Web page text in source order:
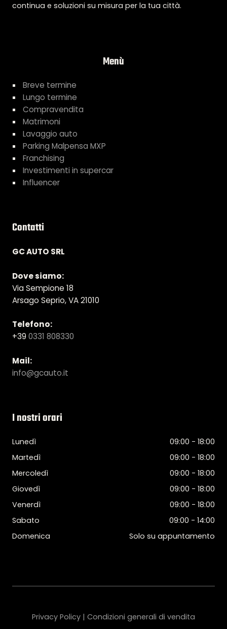
continua e soluzioni su misura per la tua città.
Menù
Breve termine
Lungo termine
Compravendita
Matrimoni
Lavaggio auto
Parking Malpensa MXP
Franchising
Investimenti in supercar
Influencer
Contatti
GC AUTO SRL
Dove siamo:
Via Sempione 18
Arsago Seprio, VA 21010
Telefono:
+39 0331 808330
Mail:
info@gcauto.it
I nostri orari
Lunedì
09:00 - 18:00
Martedì
09:00 - 18:00
Mercoledì
09:00 - 18:00
Giovedì
09:00 - 18:00
Venerdì
09:00 - 18:00
Sabato
09:00 - 14:00
Domenica
Solo su appuntamento
Privacy Policy | Condizioni generali di vendita